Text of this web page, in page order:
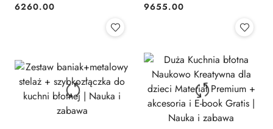
GRATIS | Nauka i zabawa
Cena:
6260.00
+ E-book GRATIS| Nauka i
Cena:
9655.00